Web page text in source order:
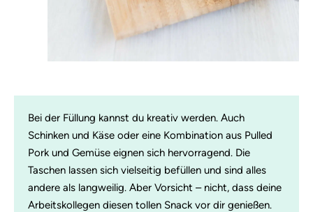
Bei der Füllung kannst du kreativ werden. Auch
Schinken und Käse oder eine Kombination aus Pulled
Pork und Gemüse eignen sich hervorragend. Die
Taschen lassen sich vielseitig befüllen und sind alles
andere als langweilig. Aber Vorsicht – nicht, dass deine
Arbeitskollegen diesen tollen Snack vor dir genießen.